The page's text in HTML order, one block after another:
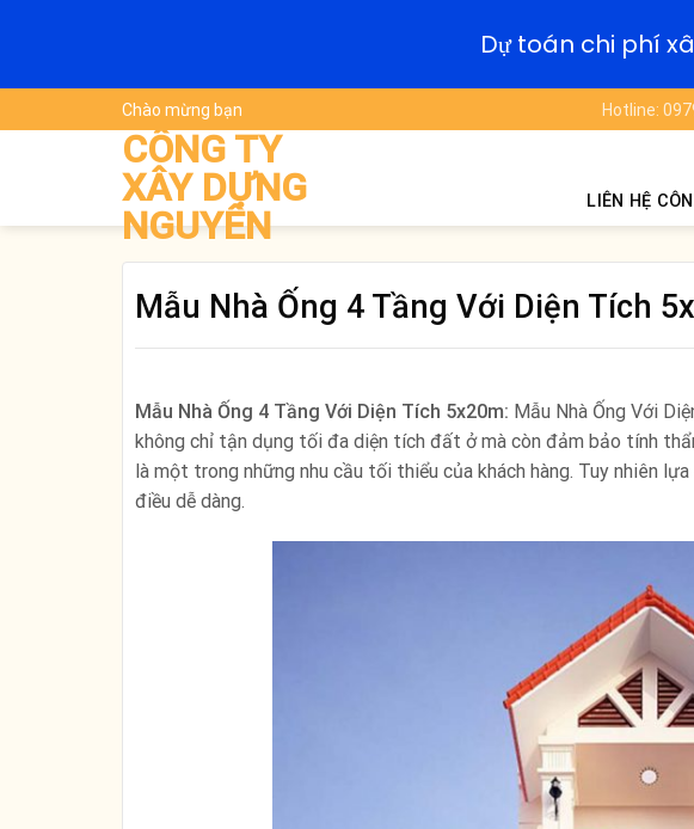
to
Chào mừng bạn Hotline:
CÔNG TY
XÂY DỰNG
NGUYÊN
LIÊN HỆ
Mẫu Nhà Ống 4 Tầng Với Diện Tích
Mẫu Nhà Ống 4 Tầng Với Diện Tích 5x20m: Mẫu Nhà Ống Với
không chỉ tận dụng tối đa diện tích đất ở mà còn đảm bảo tính
là một trong những nhu cầu tối thiểu của khách hàng. Tuy nhiên
điều dễ dàng.
Dự toán chi phí